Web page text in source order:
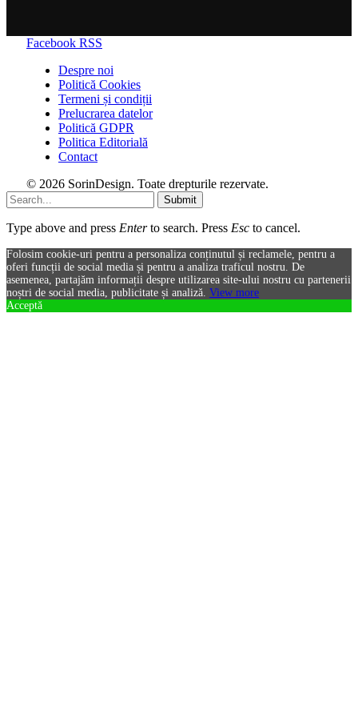
Facebook RSS
Despre noi
Politică Cookies
Termeni și condiții
Prelucrarea datelor
Politică GDPR
Politica Editorială
Contact
© 2026 SorinDesign. Toate drepturile rezervate.
Submit
Type above and press Enterto search. Press Esc to cancel.
Folosim cookie-uri pentru a personaliza conținutul și reclamele, pentru a
oferi funcții de social media și pentru a analiza traficul nostru. De
asemenea, partajăm informații despre utilizarea site-ului nostru cu partenerii
noștri de social media, publicitate și analiză. View more
Acceptă